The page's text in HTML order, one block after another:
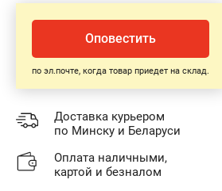
Оповестить
по эл.почте, когда товар приедет на склад.
Доставка курьером
по Минску и Беларуси
Оплата наличными,
картой и безналом